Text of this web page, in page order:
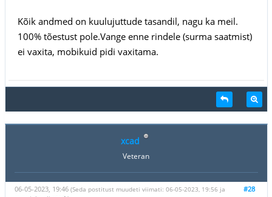
Kõik andmed on kuulujuttude tasandil, nagu ka meil.
100% tõestust pole.Vange enne rindele (surma saatmist)
ei vaxita, mobikuid pidi vaxitama.
xcad
Veteran
#28
06-05-2023, 19:46 (Seda postitust muudeti viimati: 06-05-2023, 19:56 ja